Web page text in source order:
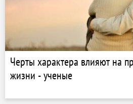
Черты характера влияют на
жизни - ученые